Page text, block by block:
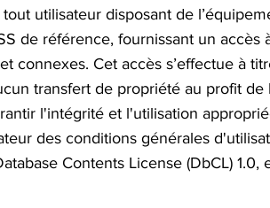
utilisateur disposant de
de référence, fournissant un
connexes. Cet accès s’effectue à
transfert de propriété au profit
l'intégrité et l'utilisation
des conditions générales
Contents License (DbCL)